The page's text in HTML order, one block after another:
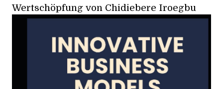
Wertschöpfung von Chidiebere Iroegbu